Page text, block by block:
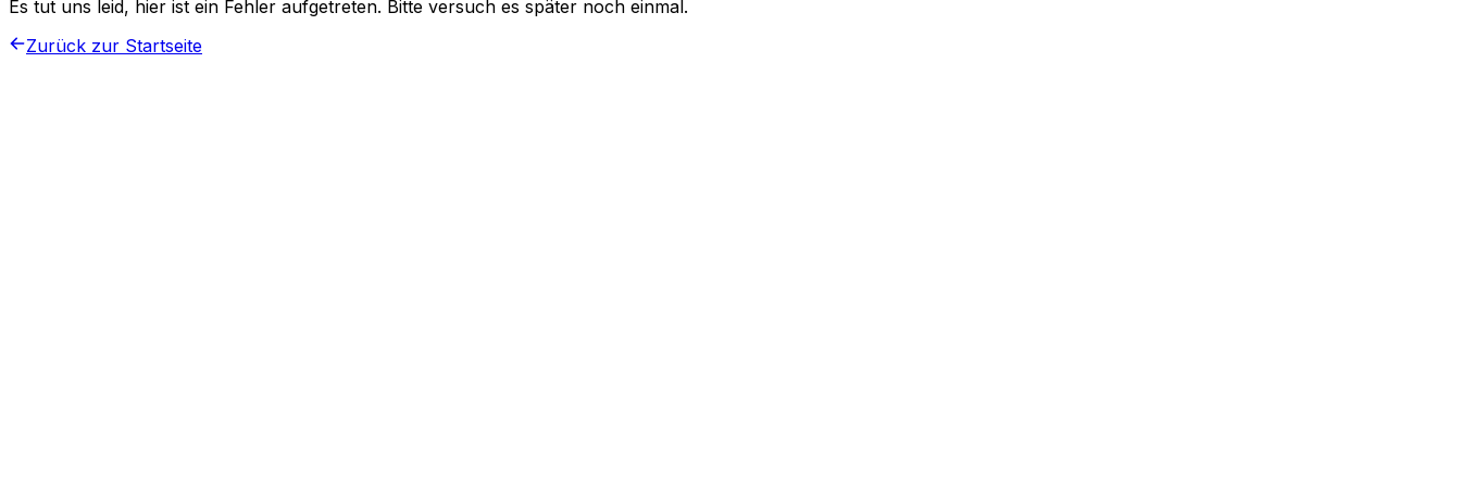
Es tut uns leid, hier ist ein Fehler aufgetreten. Bitte versuch es später noch einmal.
Zurück zur Startseite